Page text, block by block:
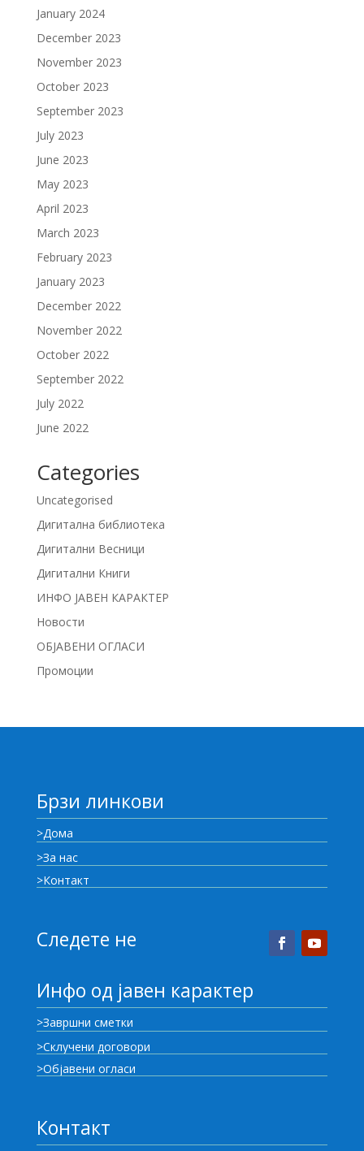
January 2024
December 2023
November 2023
October 2023
September 2023
July 2023
June 2023
May 2023
April 2023
March 2023
February 2023
January 2023
December 2022
November 2022
October 2022
September 2022
July 2022
June 2022
Categories
Uncategorised
Дигитална библиотека
Дигитални Весници
Дигитални Книги
ИНФО ЈАВЕН КАРАКТЕР
Новости
ОБЈАВЕНИ ОГЛАСИ
Промоции
Брзи линкови
>Дома
>За нас
>Контакт
Следете не
Инфо од јавен карактер
>Завршни сметки
>Склучени договори
>Објавени огласи
Контакт